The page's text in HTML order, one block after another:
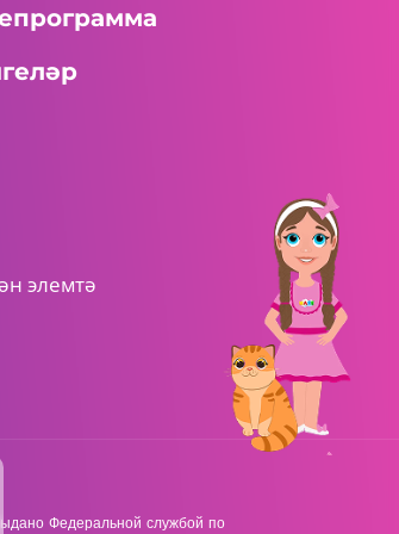
элемтә
Федеральной службой по